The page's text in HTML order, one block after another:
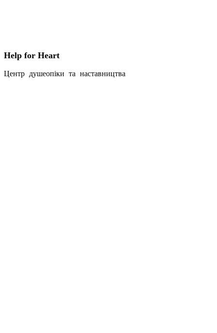
Help for Heart
Центр душеопіки та наставництва